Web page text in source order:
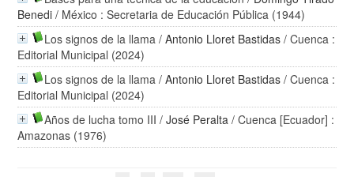
Benedi / México : Secretaria de Educación Pública (1944)
Los signos de la llama /Antonio Lloret Bastidas / Cuenca :
Editorial Municipal (2024)
Los signos de la llama /Antonio Lloret Bastidas / Cuenca :
Editorial Municipal (2024)
Años de lucha tomo III /José Peralta / Cuenca [Ecuador] :
Amazonas (1976)